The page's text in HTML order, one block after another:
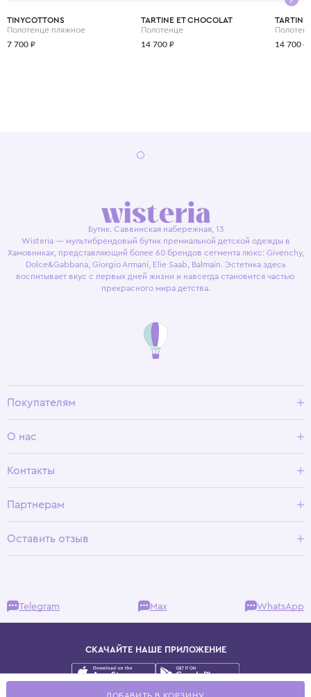
TINYCOTTONS
Полотенце пляжное
7 700 ₽
TARTINE ET CHOCOLAT
Полотенце
14 700 ₽ 14 700 ₽
Бутик. Саввинская набережная, 13
Wisteria — мультибрендовый бутик премиальной детской одежды в
Хамовниках, представляющий более 60 брендов сегмента люкс: Givenchy,
Dolce&Gabbana, Giorgio Armani, Elie Saab, Balmain. Эстетика здесь
воспитывает вкус с первых дней жизни и навсегда становится частью
прекрасного мира детства.
Покупателям
Условия возврата
О нас
Программа лояльности
Контакты
Партнерам
Оставить отзыв
Telegram Max WhatsApp
СКАЧАЙТЕ НАШЕ ПРИЛОЖЕНИЕ
Политика конфиденциальности